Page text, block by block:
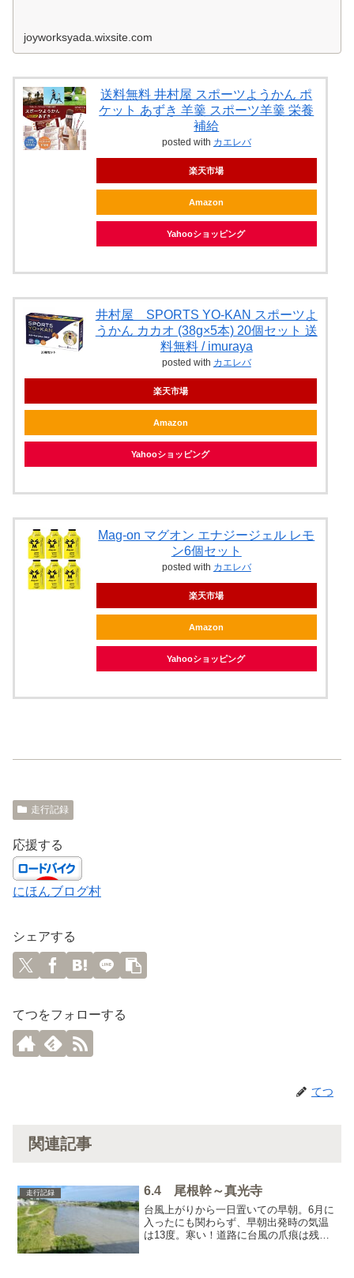
joyworksyada.wixsite.com
送料無料 井村屋 スポーツようかん ポ
ケット あずき 羊羹 スポーツ羊羹 栄養
補給
posted with カエレバ
楽天市場
Amazon
Yahooショッピング
井村屋 SPORTS YO-KAN スポーツよ
うかん カカオ (38g×5本) 20個セット 送
料無料 / imuraya
posted with カエレバ
楽天市場
Amazon
Yahooショッピング
Mag-on マグオン エナジージェル レモ
ン6個セット
posted with カエレバ
楽天市場
Amazon
Yahooショッピング
走行記録
応援する
にほんブログ村
シェアする
てつをフォローする
てつ
関連記事
走行記録 6.4 尾根幹～真光寺
台風上がりから一日置いての早朝。6月に
入ったにも関わらず、早朝出発時の気温
は13度。寒い！道路に台風の爪痕は残っ